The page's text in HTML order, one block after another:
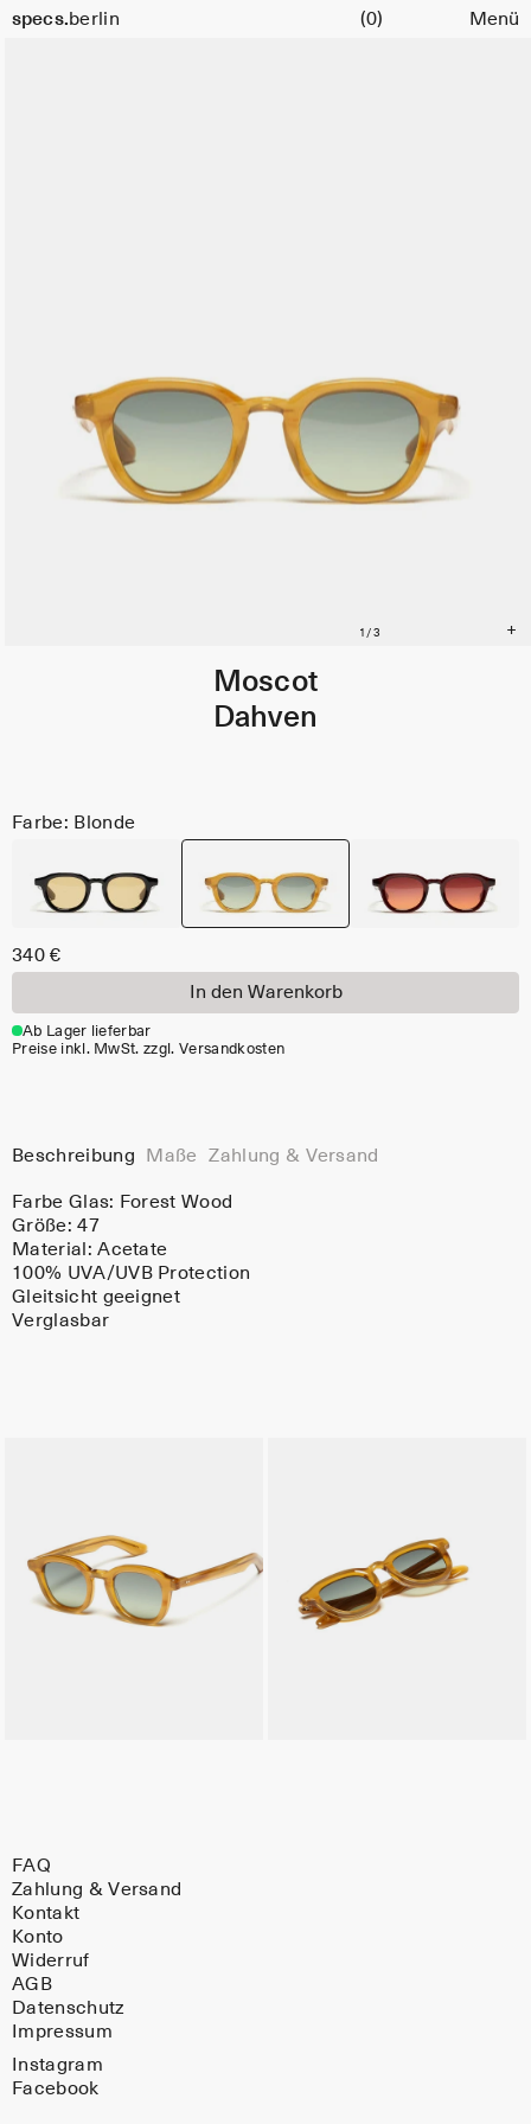
specs.berlin
Warenkorb (0) Menü
Moscot
Dahven
Farbe: Blonde
Größe
47
340 €
In den Warenkorb
Ab Lager lieferbar
Preise inkl. MwSt. zzgl. Versandkosten
Beschreibung Maße Zahlung & Versand
Farbe Glas: Forest Wood
Größe: 47
Material:Acetate
100% UVA/UVB Protection
Gleitsicht geeignet
Verglasbar
FAQ
Zahlung & Versand
Kontakt
Konto
Widerruf
AGB
Datenschutz
Impressum
Instagram
Facebook